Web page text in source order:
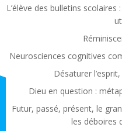
L’élève des bulletins
Neurosciences cognitives
Désaturer
Dieu en question :
Futur, passé, présent, le
les déboires